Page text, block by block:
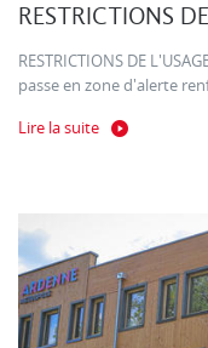
RESTRICTIONS
RESTRICTIONS DE
passe en zone d'alerte
Lire la suite